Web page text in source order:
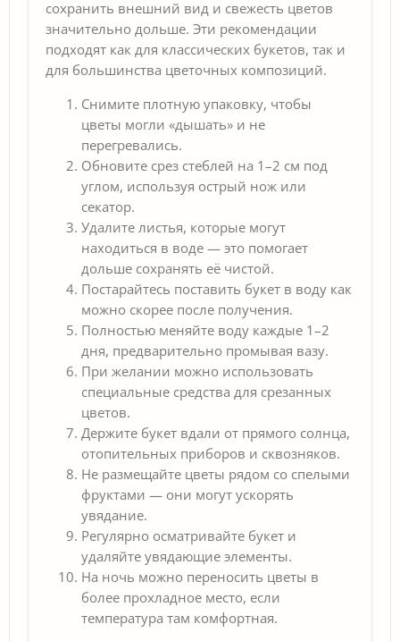
сохранить внешний вид и свежесть цветов
значительно дольше. Эти рекомендации
подходят как для классических букетов, так и
для большинства цветочных композиций.
Снимите плотную упаковку, чтобы
цветы могли «дышать» и не
перегревались.
Обновите срез стеблей на 1–2 см под
углом, используя острый нож или
секатор.
Удалите листья, которые могут
находиться в воде — это помогает
дольше сохранять её чистой.
Постарайтесь поставить букет в воду как
можно скорее после получения.
Полностью меняйте воду каждые 1–2
дня, предварительно промывая вазу.
При желании можно использовать
специальные средства для срезанных
цветов.
Держите букет вдали от прямого солнца,
отопительных приборов и сквозняков.
Не размещайте цветы рядом со спелыми
фруктами — они могут ускорять
увядание.
Регулярно осматривайте букет и
удаляйте увядающие элементы.
На ночь можно переносить цветы в
более прохладное место, если
температура там комфортная.